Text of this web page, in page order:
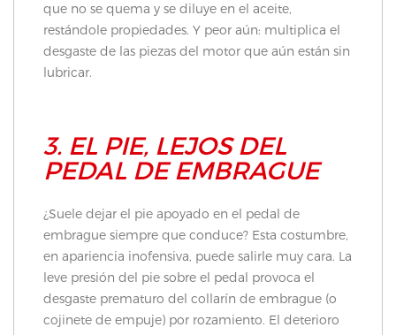
que no se quema y se diluye en el aceite,
restándole propiedades. Y peor aún: multiplica el
desgaste de las piezas del motor que aún están sin
lubricar.
3. EL PIE, LEJOS DEL
PEDAL DE EMBRAGUE
¿Suele dejar el pie apoyado en el pedal de
embrague siempre que conduce? Esta costumbre,
en apariencia inofensiva, puede salirle muy cara. La
leve presión del pie sobre el pedal provoca el
desgaste prematuro del collarín de embrague (o
cojinete de empuje) por rozamiento. El deterioro